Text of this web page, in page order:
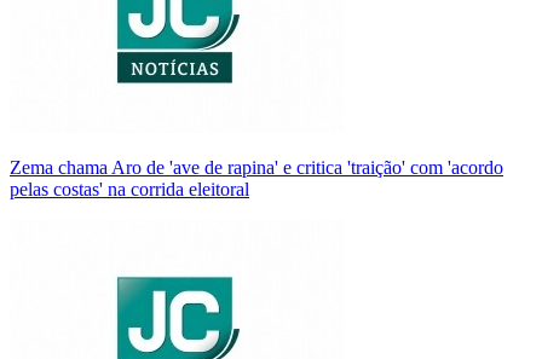
Zema chama Aro de 'ave de rapina' e critica 'traição' com 'acordo
pelas costas' na corrida eleitoral